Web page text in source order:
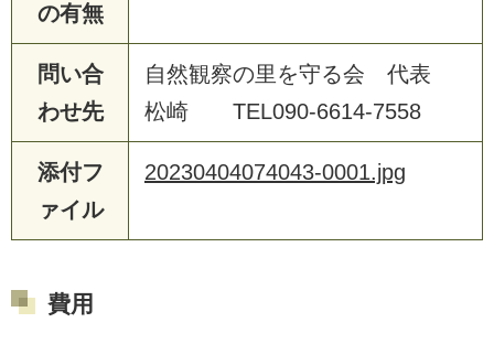
の有無
問い合
わせ先
自然観察の里を守る会 代表
松崎 TEL090-6614-7558
添付フ
ァイル
20230404074043-0001.jpg
費用